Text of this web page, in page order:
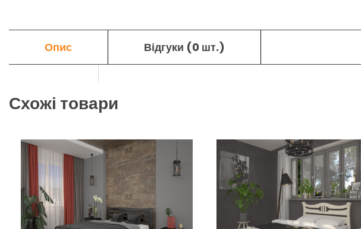
Опис Відгуки (0 шт.)
Схожі товари